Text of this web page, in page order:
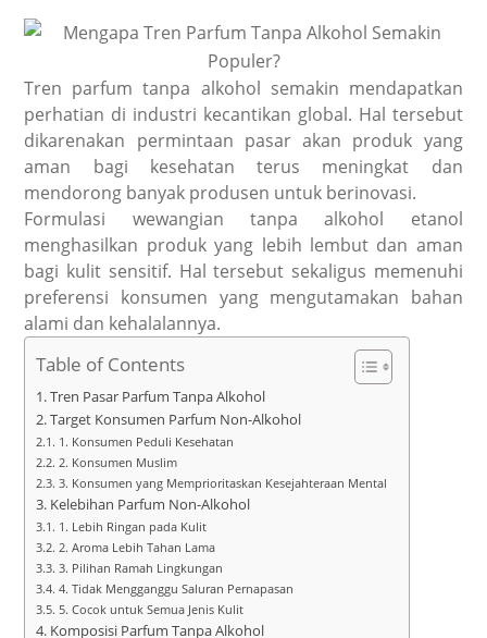
Tren parfum tanpa alkohol semakin mendapatkan
perhatian di industri kecantikan global. Hal tersebut
dikarenakan permintaan pasar akan produk yang
aman bagi kesehatan terus meningkat dan
mendorong banyak produsen untuk berinovasi.
Formulasi wewangian tanpa alkohol etanol
menghasilkan produk yang lebih lembut dan aman
bagi kulit sensitif. Hal tersebut sekaligus memenuhi
preferensi konsumen yang mengutamakan bahan
alami dan kehalalannya.
Table of Contents
Tren Pasar Parfum Tanpa Alkohol
Target Konsumen Parfum Non-Alkohol
1. Konsumen Peduli Kesehatan
2. Konsumen Muslim
3. Konsumen yang Memprioritaskan Kesejahteraan Mental
Kelebihan Parfum Non-Alkohol
1. Lebih Ringan pada Kulit
2. Aroma Lebih Tahan Lama
3. Pilihan Ramah Lingkungan
4. Tidak Mengganggu Saluran Pernapasan
5. Cocok untuk Semua Jenis Kulit
Komposisi Parfum Tanpa Alkohol